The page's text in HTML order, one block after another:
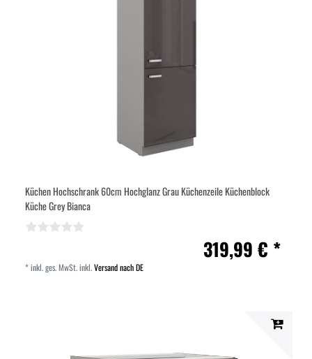
Küchen Hochschrank 60cm Hochglanz Grau Küchenzeile Küchenblock
Küche Grey Bianca
319,99 € *
*inkl. ges. MwSt.inkl.Versand nach DE